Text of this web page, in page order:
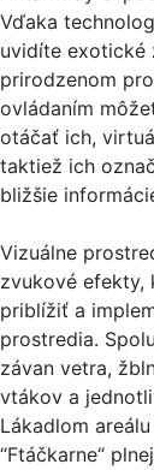
Vďaka
uvidíte exotické
prirodzenom
ovládaním
otáčať ich,
taktiež ich
bližšie
Vizuálne
zvukové efekty,
priblížiť a
prostredia.
závan vetra,
vtákov a
Lákadlom
“Ftáčkarne“